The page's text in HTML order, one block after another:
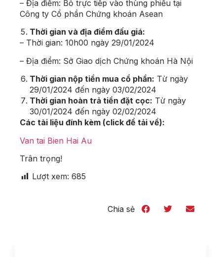
– Địa điểm: Bỏ trực tiếp vào thùng phiếu tại
Công ty Cổ phần Chứng khoán Asean
Thời gian và địa điểm đấu giá:
– Thời gian: 10h00 ngày 29/01/2024
– Địa điểm: Sở Giao dịch Chứng khoán Hà Nội
Thời gian nộp tiền mua cổ phần: Từ ngày
29/01/2024 đến ngày 03/02/2024
Thời gian hoàn trả tiền đặt cọc: Từ ngày
30/01/2024 đến ngày 02/02/2024
Các tài liệu đính kèm (click để tải về):
Van tai Bien Hai Au
Trân trọng!
Lượt xem: 685
Chia sẻ